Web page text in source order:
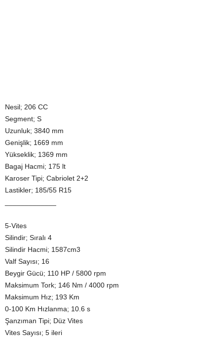
Nesil; 206 CC
Segment; S
Uzunluk; 3840 mm
Genişlik; 1669 mm
Yükseklik; 1369 mm
Bagaj Hacmi; 175 lt
Karoser Tipi; Cabriolet 2+2
Lastikler; 185/55 R15
5-Vites
Silindir; Sıralı 4
Silindir Hacmi; 1587cm3
Valf Sayısı; 16
Beygir Gücü; 110 HP / 5800 rpm
Maksimum Tork; 146 Nm / 4000 rpm
Maksimum Hız; 193 Km
0-100 Km Hızlanma; 10.6 s
Şanzıman Tipi; Düz Vites
Vites Sayısı; 5 ileri